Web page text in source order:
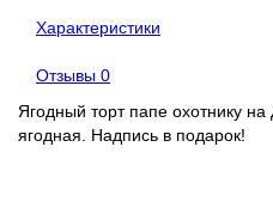
Характеристики
Отзывы 0
Ягодный торт папе охотнику
ягодная. Надпись в подарок!